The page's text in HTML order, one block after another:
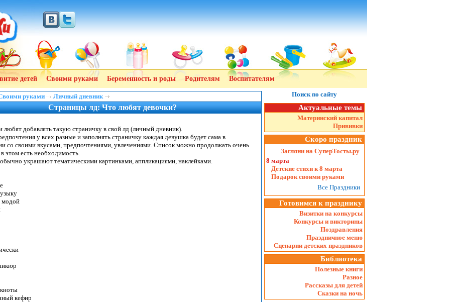
детей Своими руками Беременность и роды Родителям Воспитателям
руками Личный дневник
Страницы лд: Что любят девочки?
любят добавлять такую страничку в свой лд (личный дневник).
у всех разные и заполнять страничку каждая девушка будет сама в
со своими вкусами, предпочтениями, увлечениями. Список можно продолжать очень
этом есть необходимость.
украшают тематическими картинками, аппликациями, наклейками.
модой
кефир
Поиск по сайту
Актуальные темы
Материнский капитал
Прививки
Скоро праздник
Загляни на СуперТосты.ру
8 марта
Детские стихи к 8 марта
Подарок своими руками
Все Праздники
Готовимся к празднику
Визитки на конкурсы
Конкурсы и викторины
Поздравления
Праздничное меню
Сценарии детских праздников
Библиотека
Полезные книги
Разное
Рассказы для детей
Сказки на ночь